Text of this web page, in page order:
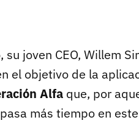
su joven CEO, Willem
el objetivo de la
Alfa que, por
más tiempo en